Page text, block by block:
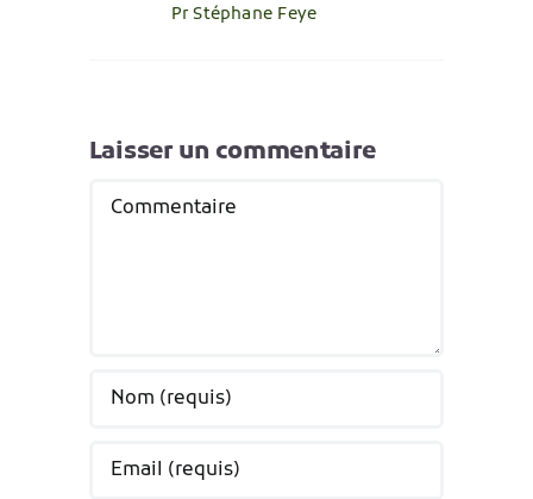
Pr Stéphane Feye
Laisser un commentaire